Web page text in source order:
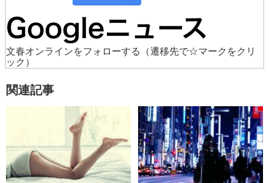
文春オンラインをフォローする
（遷移先で☆マークをクリ
ック）
関連記事